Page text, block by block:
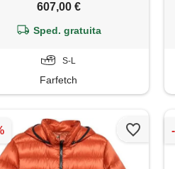
607,00 €
Sped. gratuita
S-L
Farfetch